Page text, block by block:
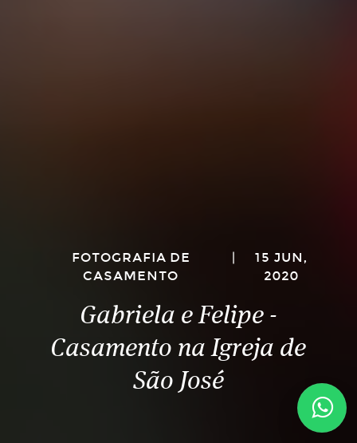
FOTOGRAFIA DE
CASAMENTO
15 JUN,
2020
Gabriela e Felipe -
Casamento na Igreja de
São José